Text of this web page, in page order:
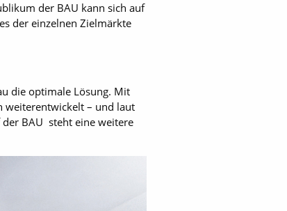
der BAU kann sich auf
der einzelnen Zielmärkte
die optimale Lösung. Mit
weiterentwickelt – und laut
der BAU steht eine weitere